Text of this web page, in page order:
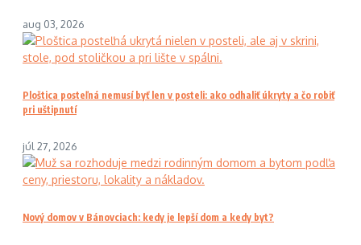
aug 03, 2026
Ploštica posteľná nemusí byť len v posteli: ako odhaliť úkryty a čo robiť
pri uštipnutí
júl 27, 2026
Nový domov v Bánovciach: kedy je lepší dom a kedy byt?